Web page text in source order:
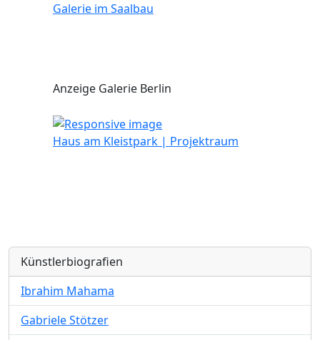
Galerie im Saalbau
Anzeige Galerie Berlin
Haus am Kleistpark | Projektraum
Künstlerbiografien
Ibrahim Mahama
Gabriele Stötzer